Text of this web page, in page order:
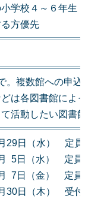
学校４～６年生
方優先
。複数館への申
は各図書館によ
活動したい図書
29日（水） 定員
） 定員に達
7日（金） 定員
30日（木） 受付